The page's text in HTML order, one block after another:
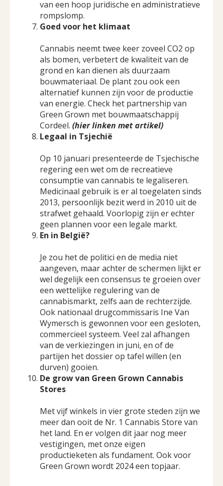
van een hoop juridische en administratieve
rompslomp.
Goed voor het klimaat
Cannabis neemt twee keer zoveel CO2 op
als bomen, verbetert de kwaliteit van de
grond en kan dienen als duurzaam
bouwmateriaal. De plant zou ook een
alternatief kunnen zijn voor de productie
van energie. Check het partnership van
Green Grown met bouwmaatschappij
Cordeel. (hier linken met artikel)
Legaal in Tsjechië
Op 10 januari presenteerde de Tsjechische
regering een wet om de recreatieve
consumptie van cannabis te legaliseren.
Medicinaal gebruik is er al toegelaten sinds
2013, persoonlijk bezit werd in 2010 uit de
strafwet gehaald. Voorlopig zijn er echter
geen plannen voor een legale markt.
En in België?
Je zou het de politici en de media niet
aangeven, maar achter de schermen lijkt er
wel degelijk een consensus te groeien over
een wettelijke regulering van de
cannabismarkt, zelfs aan de rechterzijde.
Ook nationaal drugcommissaris Ine Van
Wymersch is gewonnen voor een gesloten,
commercieel systeem. Veel zal afhangen
van de verkiezingen in juni, en of de
partijen het dossier op tafel willen (en
durven) gooien.
De grow van Green Grown Cannabis
Stores
Met vijf winkels in vier grote steden zijn we
meer dan ooit de Nr. 1 Cannabis Store van
het land. En er volgen dit jaar nog meer
vestigingen, met onze eigen
productieketen als fundament. Ook voor
Green Grown wordt 2024 een topjaar.